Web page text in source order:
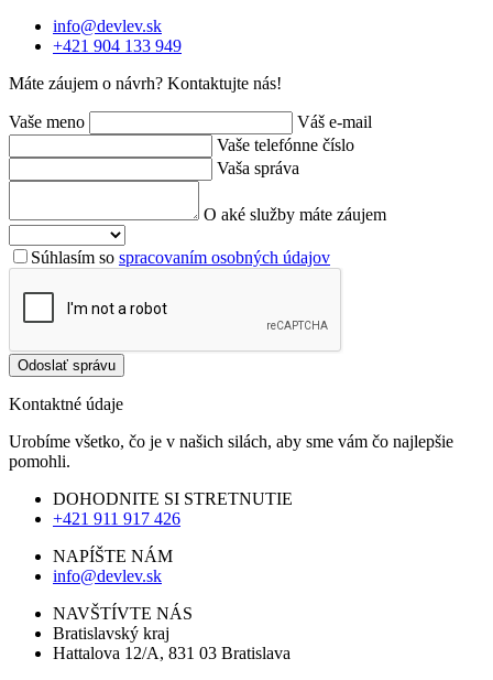
info@devlev.sk
+421 904 133 949
Máte záujem o návrh? Kontaktujte nás!
Vaše meno
Váš e-mail
Vaše telefónne číslo
Vaša správa
O aké služby máte záujem
Súhlasím so spracovaním osobných údajov
Odoslať správu
Kontaktné údaje
Urobíme všetko, čo je v našich silách, aby sme vám čo najlepšie
pomohli.
DOHODNITE SI STRETNUTIE
+421 911 917 426
NAPÍŠTE NÁM
info@devlev.sk
NAVŠTÍVTE NÁS
Bratislavský kraj
Hattalova 12/A, 831 03 Bratislava